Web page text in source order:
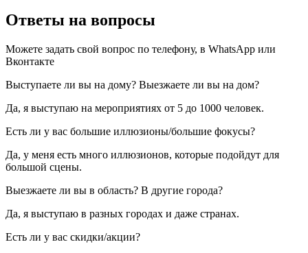
Ответы на вопросы
Можете задать свой вопрос по телефону, в WhatsApp или
Вконтакте
Выступаете ли вы на дому? Выезжаете ли вы на дом?
Да, я выступаю на мероприятиях от 5 до 1000 человек.
Есть ли у вас большие иллюзионы/большие фокусы?
Да, у меня есть много иллюзионов, которые подойдут для
большой сцены.
Выезжаете ли вы в область? В другие города?
Да, я выступаю в разных городах и даже странах.
Есть ли у вас скидки/акции?